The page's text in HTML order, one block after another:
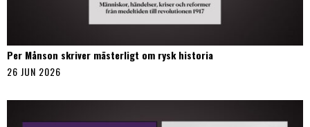
Per Månson skriver mästerligt om rysk historia
26 JUN 2026